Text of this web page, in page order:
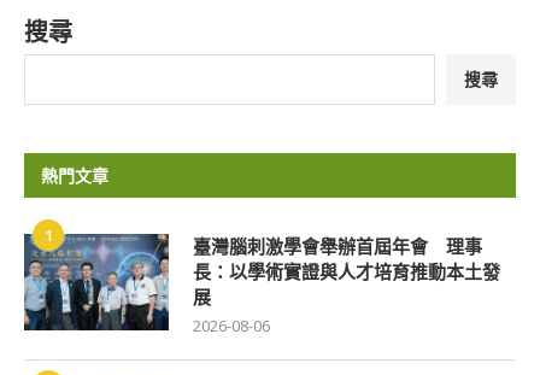
搜尋
搜尋
熱門文章
1
臺灣腦刺激學會舉辦首屆年會 理事
長：以學術實證與人才培育推動本土發
展
2026-08-06